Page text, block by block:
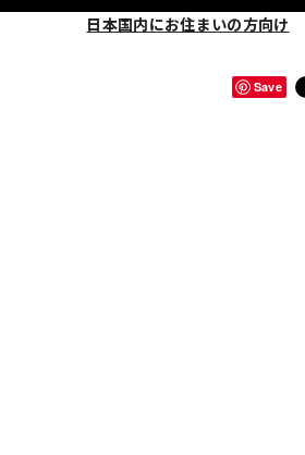
日本国内にお住まいの方向け
Save